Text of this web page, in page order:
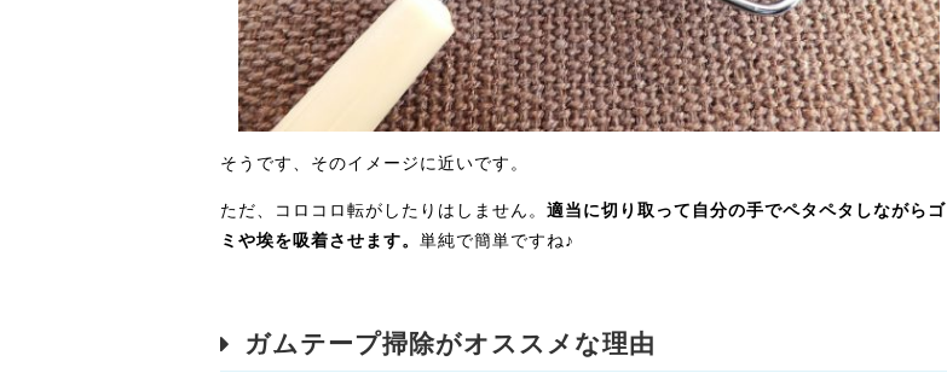
そうです、そのイメージに近いです。
ただ、コロコロ転がしたりはしません。 適当に切り取って自分の手でペタペタしながらゴ
ミや埃を吸着させます。 単純で簡単ですね♪
ガムテープ掃除がオススメな理由